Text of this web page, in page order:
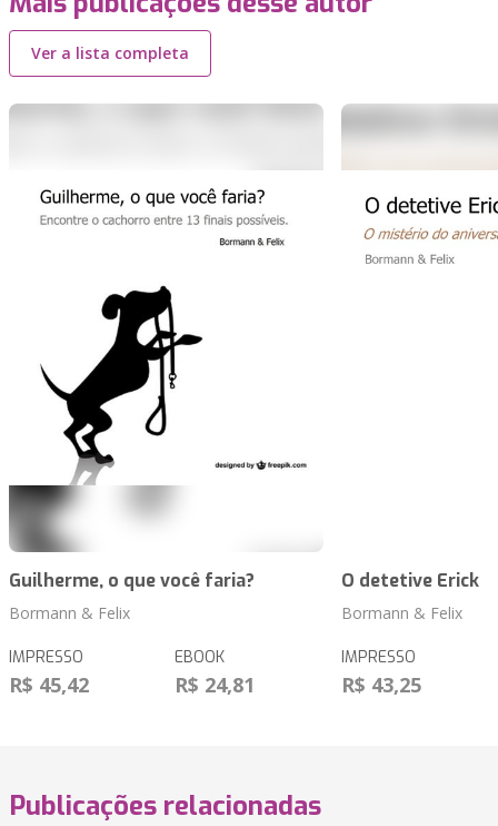
Ver a lista completa
Guilherme, o que você faria?
Bormann & Felix
IMPRESSO
R$ 45,42
EBOOK
R$ 24,81
O detetive Erick
Bormann & Felix
IMPRESSO
R$ 43,25
Publicações relacionadas